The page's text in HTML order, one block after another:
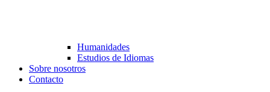
Humanidades
Estudios de Idiomas
Sobre nosotros
Contacto